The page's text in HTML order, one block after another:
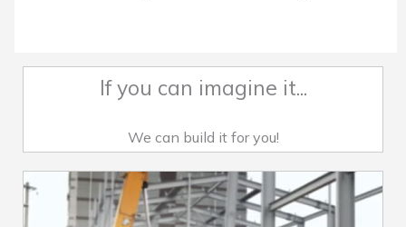
If you can imagine it...
We can build it for you!